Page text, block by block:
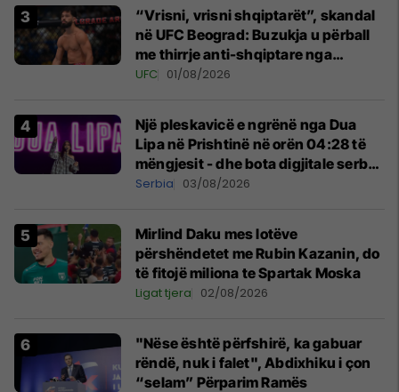
“Vrisni, vrisni shqiptarët”, skandal
në UFC Beograd: Buzukja u përball
me thirrje anti-shqiptare nga
tribunat
UFC 01/08/2026
Një pleskavicë e ngrënë nga Dua
Lipa në Prishtinë në orën 04:28 të
mëngjesit - dhe bota digjitale serbe
shpall gjendjen e luftës
Serbia 03/08/2026
Mirlind Daku mes lotëve
përshëndetet me Rubin Kazanin, do
të fitojë miliona te Spartak Moska
Ligat tjera 02/08/2026
"Nëse është përfshirë, ka gabuar
rëndë, nuk i falet", Abdixhiku i çon
“selam” Përparim Ramës